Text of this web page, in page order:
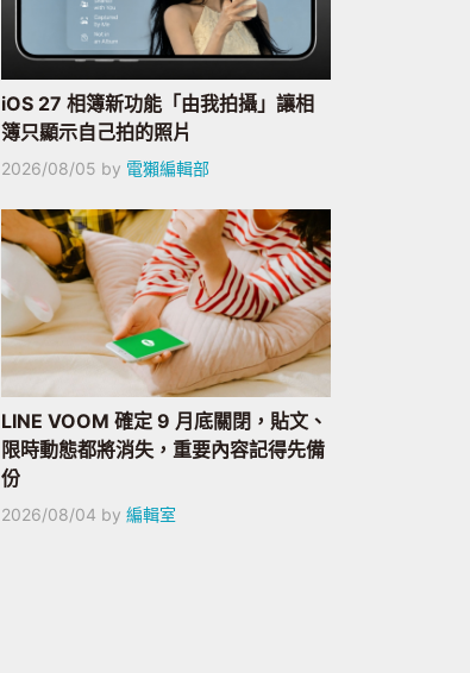
iOS 27 相簿新功能「由我拍攝」讓相
簿只顯示自己拍的照片
2026/08/05 by 電獺編輯部
LINE VOOM 確定 9 月底關閉，貼文、
限時動態都將消失，重要內容記得先備
份
2026/08/04 by 編輯室